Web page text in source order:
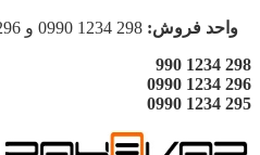
واحد فروش:
298 1234 990
296 1234 0990
295 1234 0990